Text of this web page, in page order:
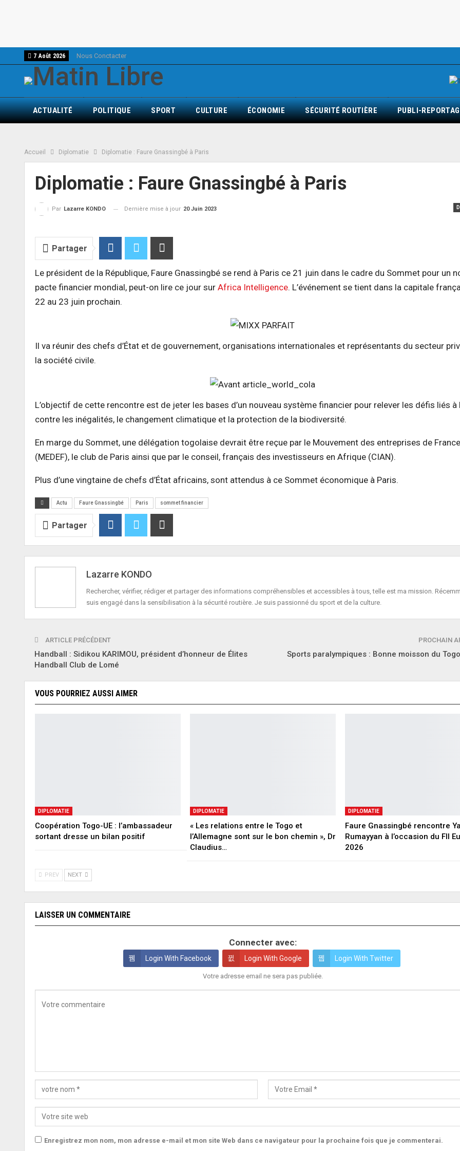
7 Août 2026 Nous Conctacter
ACTUALITÉ POLITIQUE SPORT CULTURE ÉCONOMIE SÉCURITÉ ROUTIÈRE PUBLI-
Accueil Diplomatie Diplomatie : Faure Gnassingbé à Paris
Diplomatie : Faure Gnassingbé à Paris
Par Lazarre KONDO Dernière mise à jour 20 Juin 2023
Partager
Le président de la République, Faure Gnassingbé se rend à Paris ce 21 juin dans le cadre du Sommet pour un
pacte financier mondial, peut-on lire ce jour sur Africa Intelligence. L’événement se tient dans la capitale
22 au 23 juin prochain.
Il va réunir des chefs d’État et de gouvernement, organisations internationales et représentants du secteur
la société civile.
L’objectif de cette rencontre est de jeter les bases d’un nouveau système financier pour relever les défis liés à
contre les inégalités, le changement climatique et la protection de la biodiversité.
En marge du Sommet, une délégation togolaise devrait être reçue par le Mouvement des entreprises de France
(MEDEF), le club de Paris ainsi que par le conseil, français des investisseurs en Afrique (CIAN).
Plus d’une vingtaine de chefs d’État africains, sont attendus à ce Sommet économique à Paris.
Actu Faure Gnassingbé Paris sommet financier
Partager
Lazarre KONDO
Rechercher, vérifier, rédiger et partager des informations compréhensibles et accessibles à tous, telle est ma mission.
suis engagé dans la sensibilisation à la sécurité routière. Je suis passionné du sport et de la culture.
ARTICLE PRÉCÉDENT
Handball : Sidikou KARIMOU, président d’honneur de Élites
Handball Club de Lomé
PROCHAIN
Sports paralympiques : Bonne moisson du
VOUS POURRIEZ AUSSI AIMER
DIPLOMATIE
Coopération Togo-UE : l’ambassadeur
sortant dresse un bilan positif
DIPLOMATIE
« Les relations entre le Togo et
l’Allemagne sont sur le bon chemin », Dr
Claudius…
DIPLOMATIE
Faure Gnassingbé rencontre
Rumayyan à l’occasion du FII
2026
PREV NEXT
LAISSER UN COMMENTAIRE
Connecter avec:
Login With Facebook Login With Google Login With Twitter
Votre adresse email ne sera pas publiée.
Enregistrez mon nom, mon adresse e-mail et mon site Web dans ce navigateur pour la prochaine fois que je commenterai.